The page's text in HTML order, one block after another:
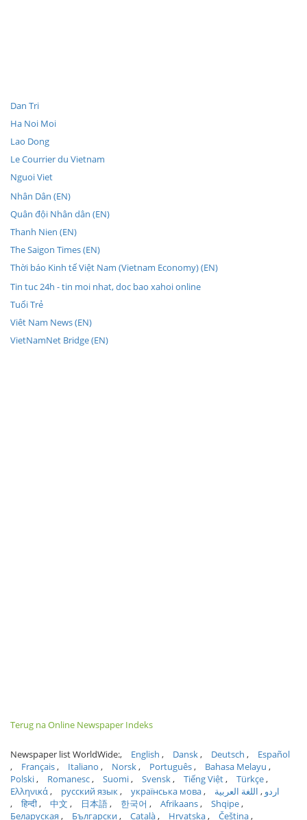
Dan Tri
Ha Noi Moi
Lao Dong
Le Courrier du Vietnam
Nguoi Viet
Nhân Dân (EN)
Quân đội Nhân dân (EN)
Thanh Nien (EN)
The Saigon Times (EN)
Thời báo Kinh tế Việt Nam (Vietnam Economy) (EN)
Tin tuc 24h - tin moi nhat, doc bao xahoi online
Tuổi Trẻ
Viêt Nam News (EN)
VietNamNet Bridge (EN)
Terug na Online Newspaper Indeks
Newspaper list WorldWide: English Dansk Deutsch
Español
Français
Italiano Norsk Português
Bahasa Melayu
Polski
Romanesc Suomi Svensk Tiếng Việt
Türkçe
Ελληνικά
русский язык українська мова اردو
اللغة العربية
हिन्दी
中文 日本語 한국어 Afrikaans
Shqipe
Беларуская
Български Català Hrvatska Čeština